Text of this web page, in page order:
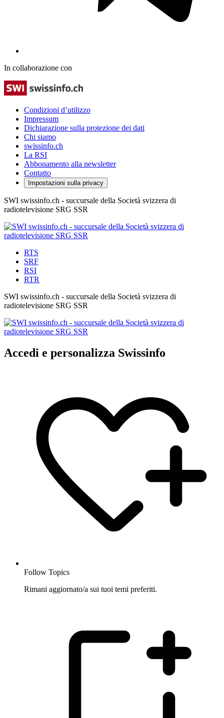
In collaborazione con
Condizioni d’utilizzo
Impressum
Dichiarazione sulla protezione dei dati
Chi siamo
swissinfo.ch
La RSI
Abbonamento alla newsletter
Contatto
Impostazioni sulla privacy
SWI swissinfo.ch - succursale della Società svizzera di
radiotelevisione SRG SSR
RTS
SRF
RSI
RTR
SWI swissinfo.ch - succursale della Società svizzera di
radiotelevisione SRG SSR
Accedi e personalizza Swissinfo
Follow Topics
Rimani aggiornato/a sui tuoi temi preferiti.